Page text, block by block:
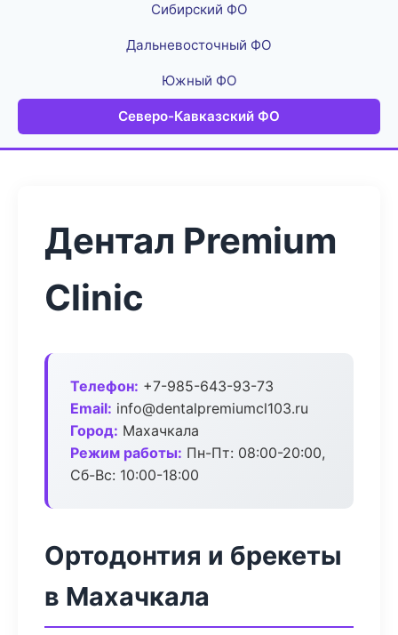
Сибирский ФО
Дальневосточный ФО
Южный ФО
Северо-Кавказский ФО
Дентал Premium
Clinic
Телефон: +7-985-643-93-73
Email: info@dentalpremiumcl103.ru
Город: Махачкала
Режим работы: Пн-Пт: 08:00-20:00,
Сб-Вс: 10:00-18:00
Ортодонтия и брекеты
в Махачкала